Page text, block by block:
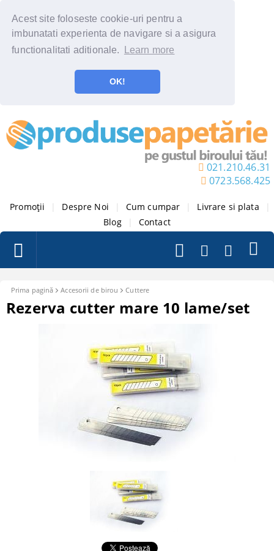
Acest site foloseste cookie-uri pentru a
imbunatati experienta de navigare si a asigura
functionalitati aditionale.
Learn more
OK!
021.210.46.31
0723.568.425
Promoții Despre Noi Cum cumpar Livrare si plata
Blog
Contact
Prima pagină Accesorii de birou Cuttere
Rezerva cutter mare 10 lame/set